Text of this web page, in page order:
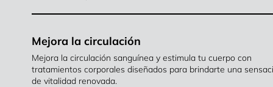
Mejora la circulación
Mejora la circulación sanguínea y estimula tu cuerpo con
tratamientos corporales diseñados para brindarte una
de vitalidad renovada.